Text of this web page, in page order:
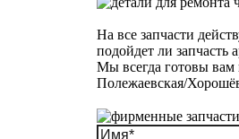
На все запчасти
подойдет ли запчасть
Мы всегда готовы вам
Полежаевская/